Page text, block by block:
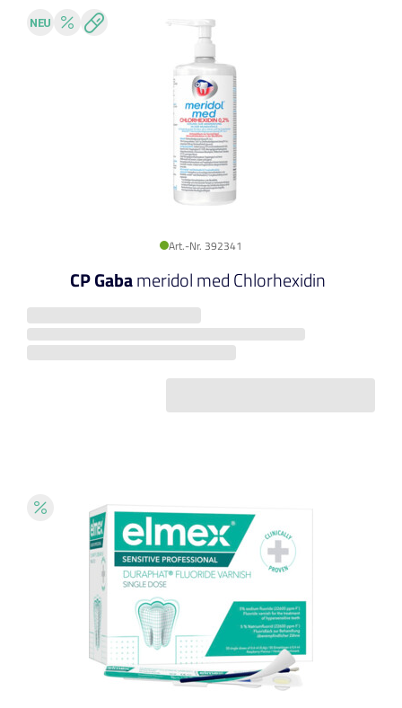
Art.-Nr. 392341
CP Gabameridol med Chlorhexidin